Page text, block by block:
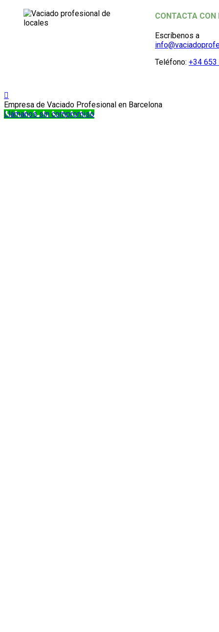
CONTACTA CON
Escríbenos a
Teléfono: +34
Empresa de Vaciado Profesional en Barcelona
Llámanos sin compromiso